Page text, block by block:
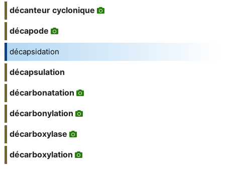
décanteur cyclonique
décapode
décapsidation
décapsulation
décarbonatation
décarbonylation
décarboxylase
décarboxylation